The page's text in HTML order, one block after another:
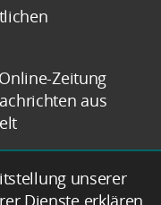
Zeitung
aus
unserer
Dienste erklären